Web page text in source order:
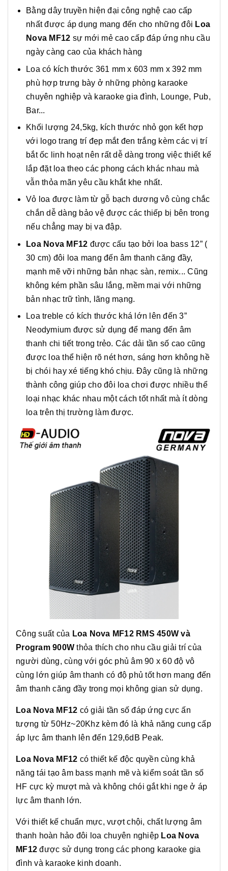
Bằng dây truyền hiện đại công nghệ cao cấp
nhất được áp dụng mang đến cho những đôi Loa
Nova MF12 sự mới mẻ cao cấp đáp ứng nhu cầu
ngày càng cao của khách hàng
Loa có kích thước 361 mm x 603 mm x 392 mm
phù hợp trưng bày ở những phòng karaoke
chuyên nghiệp và karaoke gia đình, Lounge, Pub,
Bar...
Khối lượng 24,5kg, kích thước nhỏ gọn kết hợp
với logo trang trí đẹp mắt đen trắng kèm các vị trí
bắt ốc linh hoạt nên rất dễ dàng trong việc thiết kế
lắp đặt loa theo các phong cách khác nhau mà
vẫn thỏa mãn yêu cầu khắt khe nhất.
Vỏ loa được làm từ gỗ bạch dương vô cùng chắc
chắn dễ dàng bảo vệ được các thiếp bị bên trong
nếu chẳng may bị va đập.
Loa Nova MF12 được cấu tạo bởi loa bass 12” (
30 cm) đôi loa mang đến âm thanh căng đầy,
mạnh mẽ vỡi những bản nhạc sàn, remix... Cũng
không kém phần sâu lắng, mềm mại với những
bản nhạc trữ tình, lãng mạng.
Loa treble có kích thước khá lớn lên đến 3”
Neodymium được sử dụng để mang đến âm
thanh chi tiết trong trẻo. Các dải tần số cao cũng
được loa thể hiện rõ nét hơn, sáng hơn không hề
bị chói hay xé tiếng khó chịu. Đây cũng là những
thành công giúp cho đôi loa chơi được nhiều thể
loại nhạc khác nhau một cách tốt nhất mà ít dòng
loa trên thị trường làm được.
Công suất của Loa Nova MF12 RMS 450W và
Program 900W thỏa thích cho nhu cầu giải trí của
người dùng, cùng với góc phủ âm 90 x 60 độ vô
cùng lớn giúp âm thanh có độ phủ tốt hơn mang đến
âm thanh căng đầy trong mọi không gian sử dụng.
Loa Nova MF12 có giải tần số đáp ứng cực ấn
tượng từ 50Hz~20Khz kèm đó là khả năng cung cấp
áp lực âm thanh lên đến 129,6dB Peak.
Loa Nova MF12 có thiết kế độc quyền cùng khả
năng tái tạo âm bass mạnh mẽ và kiểm soát tần số
HF cực kỳ mượt mà và không chói gắt khi nge ở áp
lực âm thanh lớn.
Với thiết kế chuẩn mực, vượt chội, chất lượng âm
thanh hoàn hảo đôi loa chuyên nghiệp Loa Nova
MF12được sử dụng trong các phong karaoke gia
đình và karaoke kinh doanh.